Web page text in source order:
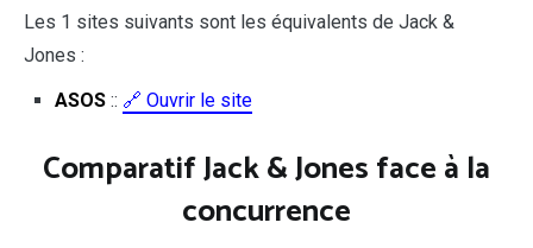
Les 1 sites suivants sont les équivalents de Jack &
Jones :
ASOS :: 🔗 Ouvrir le site
Comparatif Jack & Jones face à la
concurrence